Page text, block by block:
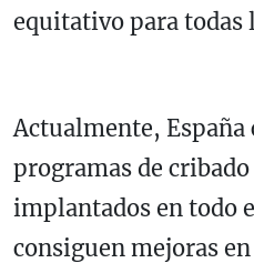
equitativo para todas
Actualmente, España
programas de
implantados en todo
consiguen mejoras